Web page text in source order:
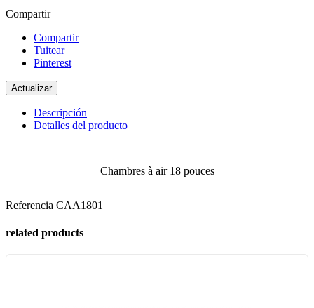
Compartir
Compartir
Tuitear
Pinterest
Descripción
Detalles del producto
Chambres à air 18 pouces
Referencia CAA1801
related products